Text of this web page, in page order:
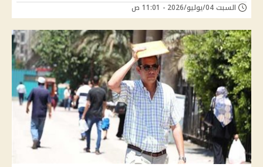
السبت 04/يوليو/2026 - 11:01 ص